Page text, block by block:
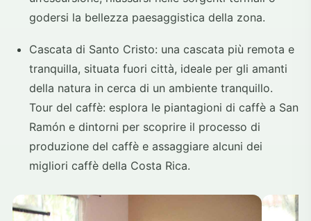
godersi la bellezza paesaggistica della zona.
Cascata di Santo Cristo: una cascata più remota e
tranquilla, situata fuori città, ideale per gli amanti
della natura in cerca di un ambiente tranquillo.
Tour del caffè: esplora le piantagioni di caffè a San
Ramón e dintorni per scoprire il processo di
produzione del caffè e assaggiare alcuni dei
migliori caffè della Costa Rica.